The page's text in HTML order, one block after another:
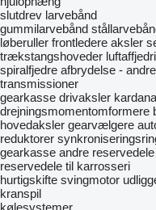
slutdrev larvebånd
gummilarvebånd
løberuller frontledere aksler
trækstangshoveder
spiralfjedre afbrydelse -
transmissioner
gearkasse drivaksler
drejningsmomentomformere
hovedaksler gearvælgere
reduktorer
gearkasse andre
reservedele til karrosseri
hurtigskifte svingmotor
kranspil
kølesystemer